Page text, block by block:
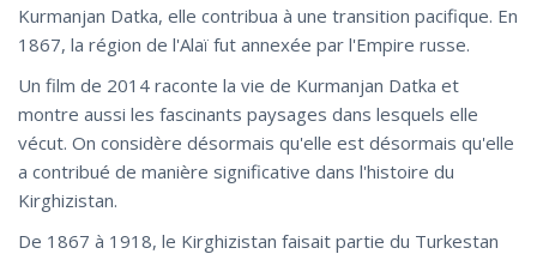
Kurmanjan Datka, elle contribua à une transition pacifique. En
1867, la région de l'Alaï fut annexée par l'Empire russe.
Un film de 2014 raconte la vie de Kurmanjan Datka et
montre aussi les fascinants paysages dans lesquels elle
vécut. On considère désormais qu'elle est désormais qu'elle
a contribué de manière significative dans l'histoire du
Kirghizistan.
De 1867 à 1918, le Kirghizistan faisait partie du Turkestan